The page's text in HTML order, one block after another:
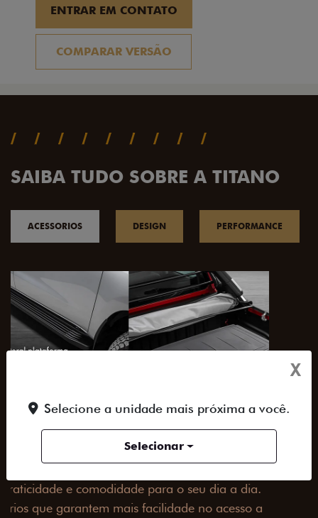
ENTRAR EM CONTATO
COMPARAR VERSÃO
SAIBA TUDO SOBRE A TITANO
ACESSORIOS DESIGN PERFORMANCE
PACK OFF-ROAD
Prepare sua picape para qualquer desafio. O Pack
off-road combina engate de reboque para até 3,5
X
Selecione a unidade mais próxima a você.
Selecionar